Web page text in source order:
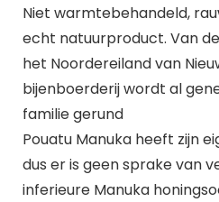
Niet warmtebehandeld,
echt natuurproduct. Van
het Noordereiland van
bijenboerderij wordt al
familie gerund
Pouatu Manuka heeft zijn
dus er is geen sprake van
inferieure Manuka